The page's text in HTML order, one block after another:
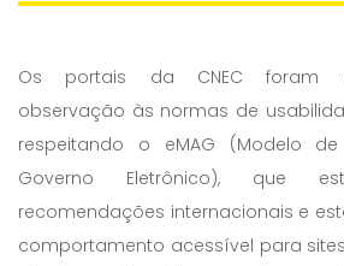
Os portais da CNEC foram
observação às normas de
respeitando o eMAG (Modelo
Governo Eletrônico), que
recomendações internacionais e
comportamento acessível para